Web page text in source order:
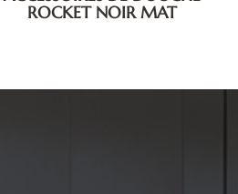
ROCKET NOIR MAT